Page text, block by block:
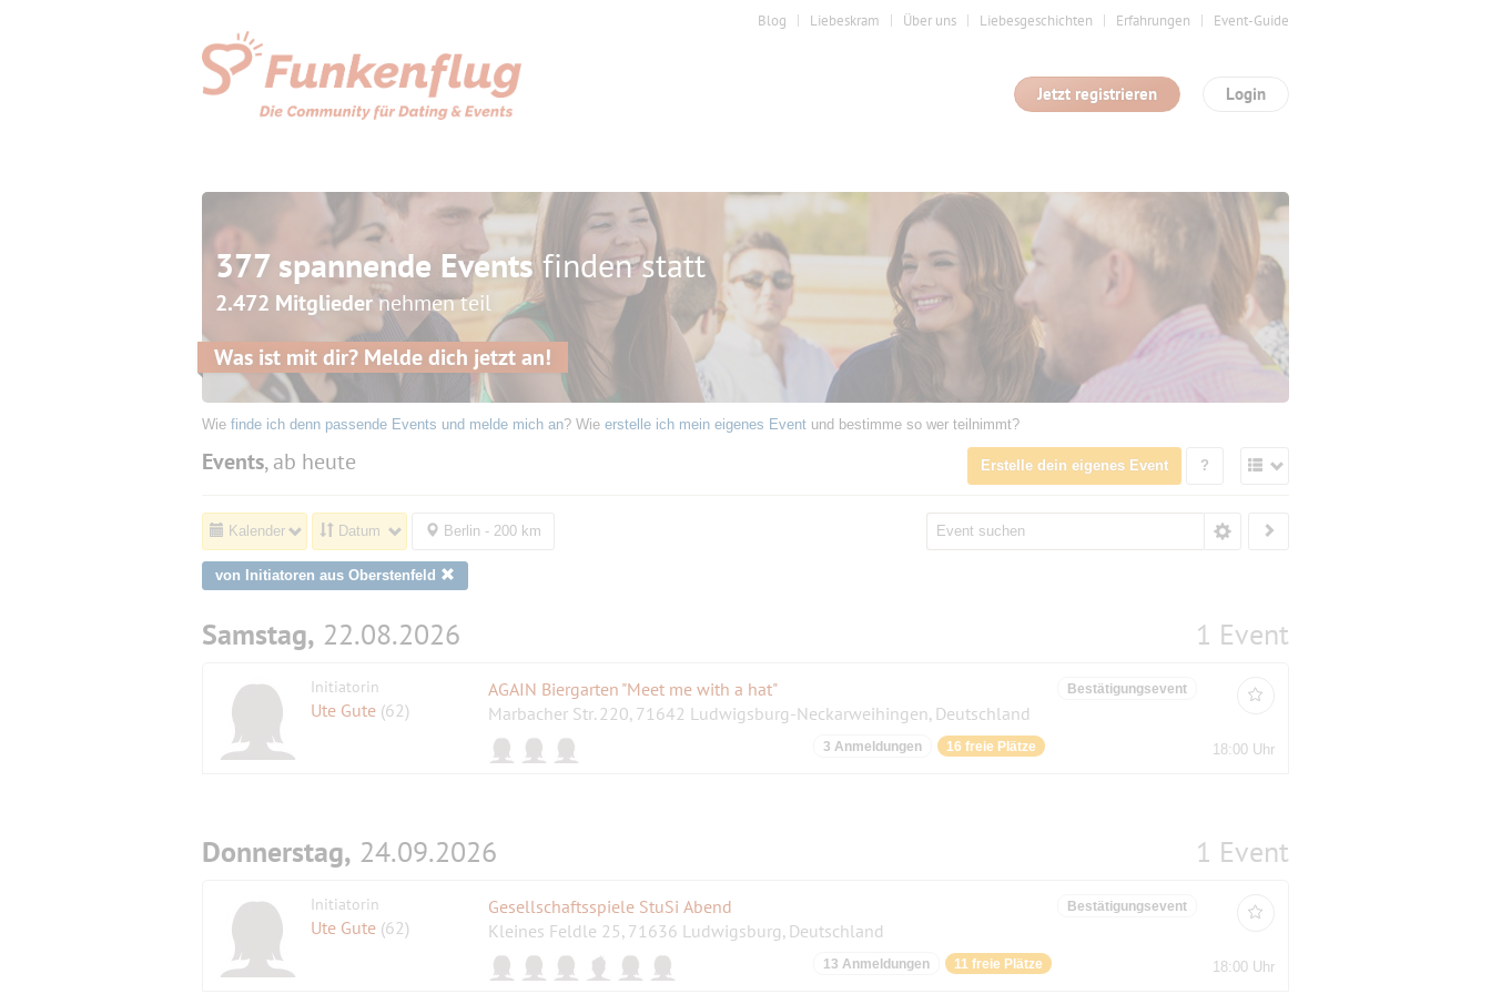
Blog Liebeskram Über uns Liebesgeschichten Erfahrungen Event-Guide
Login
Jetzt registrieren
377 spannende Eventsfinden statt
2.472 Mitgliedernehmen teil
Was ist mit dir? Melde dich jetzt an!
Wie finde ich denn passende Events und melde mich an? Wie erstelle ich mein eigenes Event und bestimme so wer teilnimmt?
Events, ab heute Erstelle dein eigenes Event ?
Kalender Datum Berlin - 200 km
von Initiatoren aus Oberstenfeld
Samstag, 22.08.2026 1 Event
Initiatorin
Ute Gute (62)
AGAIN Biergarten "Meet me with a hat"
Marbacher Str. 220, 71642 Ludwigsburg-Neckarweihingen, Deutschland
Bestätigungsevent
3 Anmeldungen 16 freie Plätze 18:00 Uhr
Donnerstag, 24.09.2026 1 Event
Initiatorin
Ute Gute (62)
Gesellschaftsspiele StuSi Abend
Kleines Feldle 25, 71636 Ludwigsburg, Deutschland
Bestätigungsevent
13 Anmeldungen 11 freie Plätze 18:00 Uhr